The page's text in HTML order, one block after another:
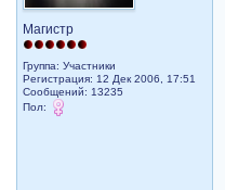
Магистр
Группа: Участники
Регистрация: 12 Дек 2006, 17:51
Сообщений: 13235
Пол: